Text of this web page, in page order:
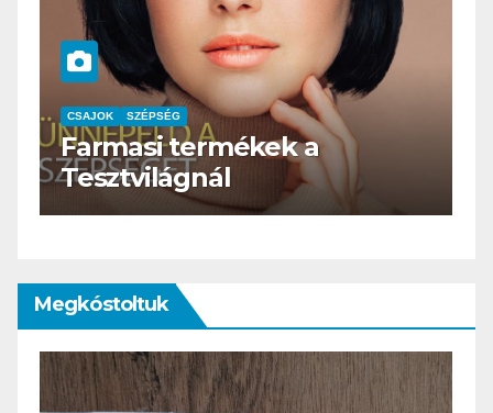
CSAJOK SZÉPSÉG
HERBioticum
Megkóstoltuk